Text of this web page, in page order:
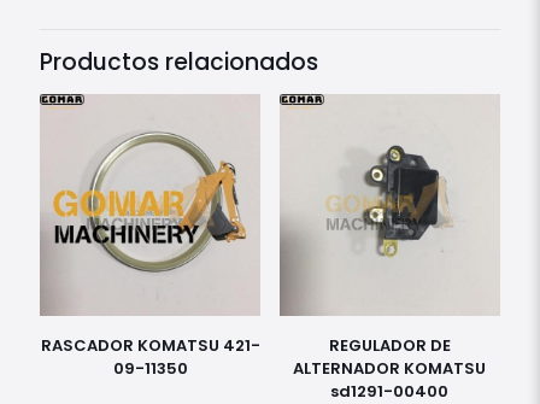
Productos relacionados
RASCADOR KOMATSU 421-
09-11350
REGULADOR DE
ALTERNADOR KOMATSU
sd1291-00400